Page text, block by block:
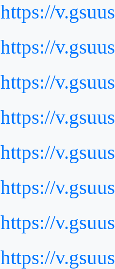
https://
https://
https://
https://
https://
https://
https://
https://